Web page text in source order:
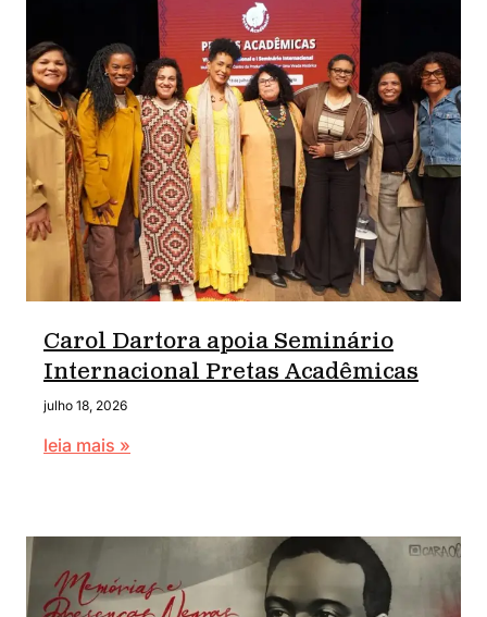
Carol Dartora apoia Seminário
Internacional Pretas Acadêmicas
julho 18, 2026
leia mais »